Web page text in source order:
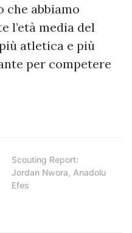
che abbiamo
l’età media del
atletica e più
per competere
Scouting Report:
Jordan Nwora, Anadolu
Efes